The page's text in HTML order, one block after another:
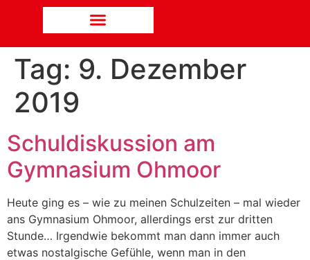
Tag: 9. Dezember
2019
Schuldiskussion am
Gymnasium Ohmoor
Heute ging es – wie zu meinen Schulzeiten – mal wieder
ans Gymnasium Ohmoor, allerdings erst zur dritten
Stunde… Irgendwie bekommt man dann immer auch
etwas nostalgische Gefühle, wenn man in den